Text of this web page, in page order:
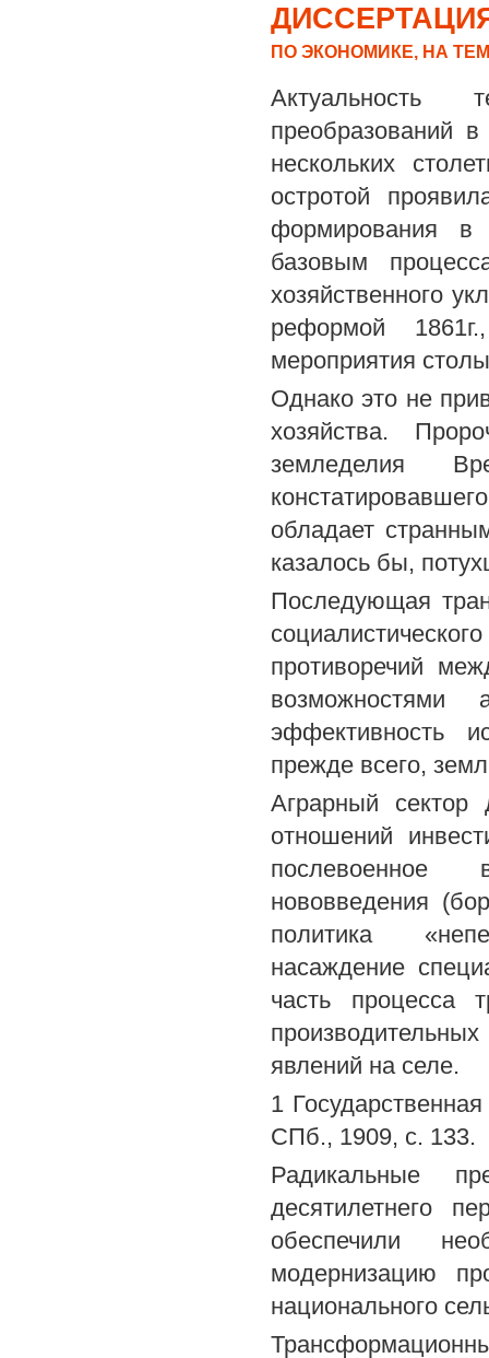
ПО ЭКОНОМИКЕ, НА
Актуальность
преобразований
нескольких
остротой
формирования в
базовым
хозяйственного
реформой
мероприятия
Однако это не
хозяйства.
земледелия
обладает
казалось бы,
Последующая
противоречий
возможностями
эффективность
прежде всего,
Аграрный сектор
отношений
послевоенное
нововведения
политика
насаждение
часть процесса
явлений на селе.
1
СПб., 1909, с. 133.
Радикальные
десятилетнего
обеспечили
модернизацию
национального